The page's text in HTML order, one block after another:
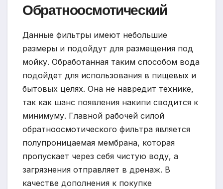
Обратноосмотический
Данные фильтры имеют небольшие
размеры и подойдут для размещения под
мойку. Обработанная таким способом вода
подойдет для использования в пищевых и
бытовых целях. Она не навредит технике,
так как шанс появления накипи сводится к
минимуму. Главной рабочей силой
обратноосмотического фильтра является
полупроницаемая мембрана, которая
пропускает через себя чистую воду, а
загрязнения отправляет в дренаж. В
качестве дополнения к покупке